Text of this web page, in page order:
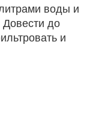
воды и
Довести до
и